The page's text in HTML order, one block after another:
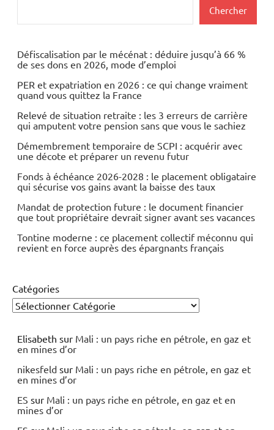
Chercher
Défiscalisation par le mécénat : déduire jusqu’à 66 %
de ses dons en 2026, mode d’emploi
PER et expatriation en 2026 : ce qui change vraiment
quand vous quittez la France
Relevé de situation retraite : les 3 erreurs de carrière
qui amputent votre pension sans que vous le sachiez
Démembrement temporaire de SCPI : acquérir avec
une décote et préparer un revenu futur
Fonds à échéance 2026-2028 : le placement obligataire
qui sécurise vos gains avant la baisse des taux
Mandat de protection future : le document financier
que tout propriétaire devrait signer avant ses vacances
Tontine moderne : ce placement collectif méconnu qui
revient en force auprès des épargnants français
Catégories
Elisabeth sur Mali : un pays riche en pétrole, en gaz et
en mines d’or
nikesfeld sur Mali : un pays riche en pétrole, en gaz et
en mines d’or
ES sur Mali : un pays riche en pétrole, en gaz et en
mines d’or